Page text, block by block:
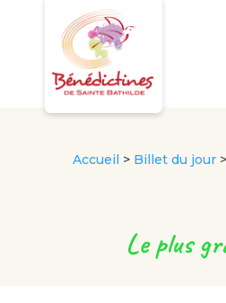
Accueil > Billet du jour>
Le plus